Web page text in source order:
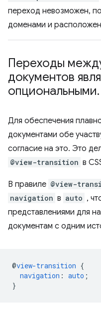
переход невозможен,
доменами и
Переходы
документов
опциональными.
Для обеспечения
документами обе
согласие на это. Это
@view-transition в
В правиле @view-
navigation в auto ,
представлениями для
документам с одним
@view-transition {
navigation : auto ;
}